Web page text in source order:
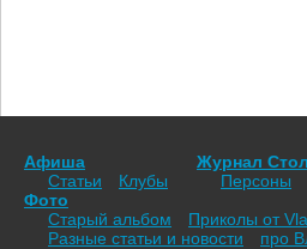
Афиша
Статьи
Клубы
Журнал
Персоны
Фото
Старый альбом
Приколы от
Разные статьи и новости
про